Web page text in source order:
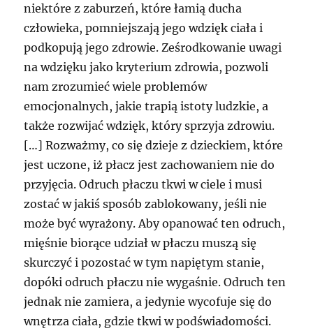
niektóre z zaburzeń, które łamią ducha
człowieka, pomniejszają jego wdzięk ciała i
podkopują jego zdrowie. Ześrodkowanie uwagi
na wdzięku jako kryterium zdrowia, pozwoli
nam zrozumieć wiele problemów
emocjonalnych, jakie trapią istoty ludzkie, a
także rozwijać wdzięk, który sprzyja zdrowiu.
[…] Rozważmy, co się dzieje z dzieckiem, które
jest uczone, iż płacz jest zachowaniem nie do
przyjęcia. Odruch płaczu tkwi w ciele i musi
zostać w jakiś sposób zablokowany, jeśli nie
może być wyrażony. Aby opanować ten odruch,
mięśnie biorące udział w płaczu muszą się
skurczyć i pozostać w tym napiętym stanie,
dopóki odruch płaczu nie wygaśnie. Odruch ten
jednak nie zamiera, a jedynie wycofuje się do
wnętrza ciała, gdzie tkwi w podświadomości.